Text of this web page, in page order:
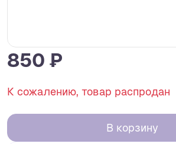
850 ₽
К сожалению, товар распродан
В корзину